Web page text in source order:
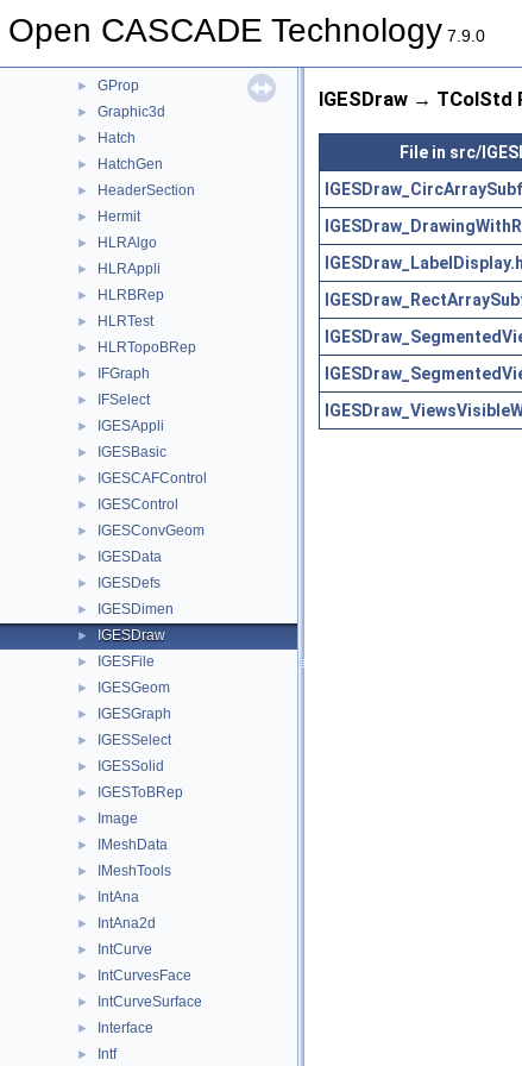
Open CASCADE Technology 7.9.0
► GeomToStep
► GProp
► Graphic3d
► Hatch
► HatchGen
► HeaderSection
► Hermit
► HLRAlgo
► HLRAppli
► HLRBRep
► HLRTest
► HLRTopoBRep
► IFGraph
► IFSelect
► IGESAppli
► IGESBasic
► IGESCAFControl
► IGESControl
► IGESConvGeom
► IGESData
► IGESDefs
► IGESDimen
► IGESDraw
► IGESFile
► IGESGeom
► IGESGraph
► IGESSelect
► IGESSolid
► IGESToBRep
► Image
► IMeshData
► IMeshTools
► IntAna
► IntAna2d
► IntCurve
► IntCurvesFace
► IntCurveSurface
► Interface
► Intf
IGESDraw → TColStd
File in src/